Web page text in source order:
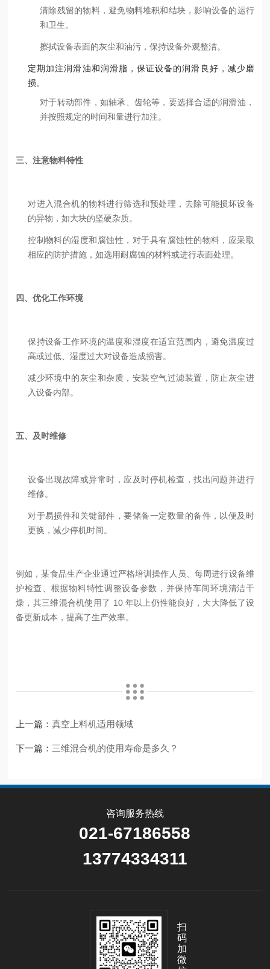
清除残留的物料，避免物料堆积和结块，影响设备的运行
和卫生。
擦拭设备表面的灰尘和油污，保持设备外观整洁。
定期加注润滑油和润滑脂，保证设备的润滑良好，减少磨
损。
对于转动部件，如轴承、齿轮等，要选择合适的润滑油，
并按照规定的时间和量进行加注。
三、注意物料特性
对进入混合机的物料进行筛选和预处理，去除可能损坏设备
的异物，如大块的坚硬杂质。
控制物料的湿度和腐蚀性，对于具有腐蚀性的物料，应采取
相应的防护措施，如选用耐腐蚀的材料或进行表面处理。
四、优化工作环境
保持设备工作环境的温度和湿度在适宜范围内，避免温度过
高或过低、湿度过大对设备造成损害。
减少环境中的灰尘和杂质，安装空气过滤装置，防止灰尘进
入设备内部。
五、及时维修
设备出现故障或异常时，应及时停机检查，找出问题并进行
维修。
对于易损件和关键部件，要储备一定数量的备件，以便及时
更换，减少停机时间。
例如，某食品生产企业通过严格培训操作人员、每周进行设备维
护检查、根据物料特性调整设备参数，并保持车间环境清洁干
燥，其三维混合机使用了 10 年以上仍性能良好，大大降低了设
备更新成本，提高了生产效率。
上一篇：真空上料机适用领域
下一篇： 三维混合机的使用寿命是多久？
咨询服务热线
021-67186558
13774334311
扫
码
加
微